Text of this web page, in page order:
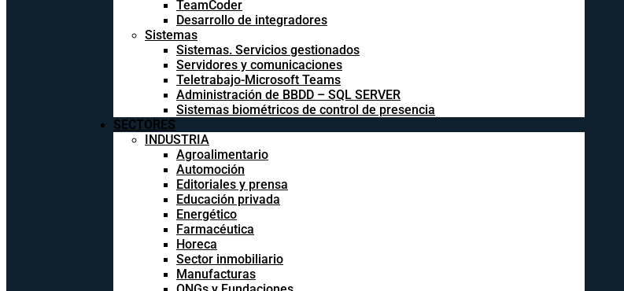
TeamCoder
Desarrollo de integradores
Sistemas
Sistemas. Servicios gestionados
Servidores y comunicaciones
Teletrabajo-Microsoft Teams
Administración de BBDD – SQL SERVER
Sistemas biométricos de control de presencia
SECTORES
INDUSTRIA
Agroalimentario
Automoción
Editoriales y prensa
Educación privada
Energético
Farmacéutica
Horeca
Sector inmobiliario
Manufacturas